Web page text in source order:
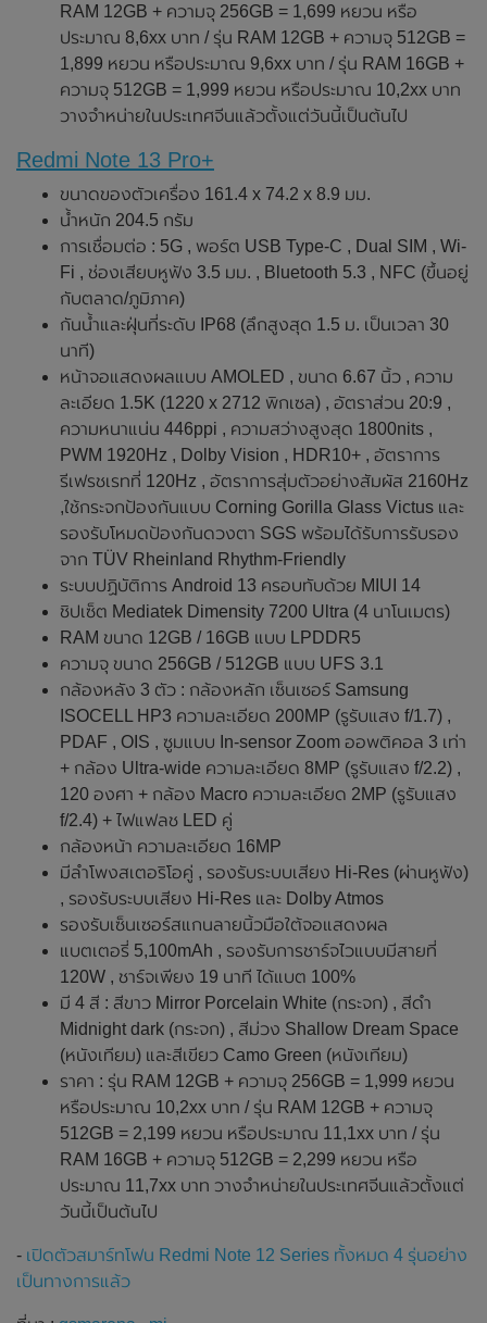
RAM 12GB + ความจุ 256GB = 1,699 หยวน หรือ
ประมาณ 8,6xx บาท / รุ่น RAM 12GB + ความจุ 512GB =
1,899 หยวน หรือประมาณ 9,6xx บาท / รุ่น RAM 16GB +
ความจุ 512GB = 1,999 หยวน หรือประมาณ 10,2xx บาท
วางจำหน่ายในประเทศจีนแล้วตั้งแต่วันนี้เป็นต้นไป
Redmi Note 13 Pro+
ขนาดของตัวเครื่อง 161.4 x 74.2 x 8.9 มม.
น้ำหนัก 204.5 กรัม
การเชื่อมต่อ : 5G , พอร์ต USB Type-C , Dual SIM , Wi-
Fi , ช่องเสียบหูฟัง 3.5 มม. , Bluetooth 5.3 , NFC (ขึ้นอยู่
กับตลาด/ภูมิภาค)
กันน้ำและฝุ่นที่ระดับ IP68 (ลึกสูงสุด 1.5 ม. เป็นเวลา 30
นาที)
หน้าจอแสดงผลแบบ AMOLED , ขนาด 6.67 นิ้ว , ความ
ละเอียด 1.5K (1220 x 2712 พิกเซล) , อัตราส่วน 20:9 ,
ความหนาแน่น 446ppi , ความสว่างสูงสุด 1800nits ,
PWM 1920Hz , Dolby Vision , HDR10+ , อัตราการ
รีเฟรชเรทที่ 120Hz , อัตราการสุ่มตัวอย่างสัมผัส 2160Hz
,ใช้กระจกป้องกันแบบ Corning Gorilla Glass Victus และ
รองรับโหมดป้องกันดวงตา SGS พร้อมได้รับการรับรอง
จาก TÜV Rheinland Rhythm-Friendly
ระบบปฏิบัติการ Android 13 ครอบทับด้วย MIUI 14
ชิปเซ็ต Mediatek Dimensity 7200 Ultra (4 นาโนเมตร)
RAM ขนาด 12GB / 16GB แบบ LPDDR5
ความจุ ขนาด 256GB / 512GB แบบ UFS 3.1
กล้องหลัง 3 ตัว : กล้องหลัก เซ็นเซอร์ Samsung
ISOCELL HP3 ความละเอียด 200MP (รูรับแสง f/1.7) ,
PDAF , OIS , ซูมแบบ In-sensor Zoom ออพติคอล 3 เท่า
+ กล้อง Ultra-wide ความละเอียด 8MP (รูรับแสง f/2.2) ,
120 องศา + กล้อง Macro ความละเอียด 2MP (รูรับแสง
f/2.4) + ไฟแฟลช LED คู่
กล้องหน้า ความละเอียด 16MP
มีลำโพงสเตอริโอคู่ , รองรับระบบเสียง Hi-Res (ผ่านหูฟัง)
, รองรับระบบเสียง Hi-Res และ Dolby Atmos
รองรับเซ็นเซอร์สแกนลายนิ้วมือใต้จอแสดงผล
แบตเตอรี่ 5,100mAh , รองรับการชาร์จไวแบบมีสายที่
120W , ชาร์จเพียง 19 นาที ได้แบต 100%
มี 4 สี : สีขาว Mirror Porcelain White (กระจก) , สีดำ
Midnight dark (กระจก) , สีม่วง Shallow Dream Space
(หนังเทียม) และสีเขียว Camo Green (หนังเทียม)
ราคา : รุ่น RAM 12GB + ความจุ 256GB = 1,999 หยวน
หรือประมาณ 10,2xx บาท / รุ่น RAM 12GB + ความจุ
512GB = 2,199 หยวน หรือประมาณ 11,1xx บาท / รุ่น
RAM 16GB + ความจุ 512GB = 2,299 หยวน หรือ
ประมาณ 11,7xx บาท วางจำหน่ายในประเทศจีนแล้วตั้งแต่
วันนี้เป็นต้นไป
- เปิดตัวสมาร์ทโฟน Redmi Note 12 Series ทั้งหมด 4 รุ่นอย่าง
เป็นทางการแล้ว